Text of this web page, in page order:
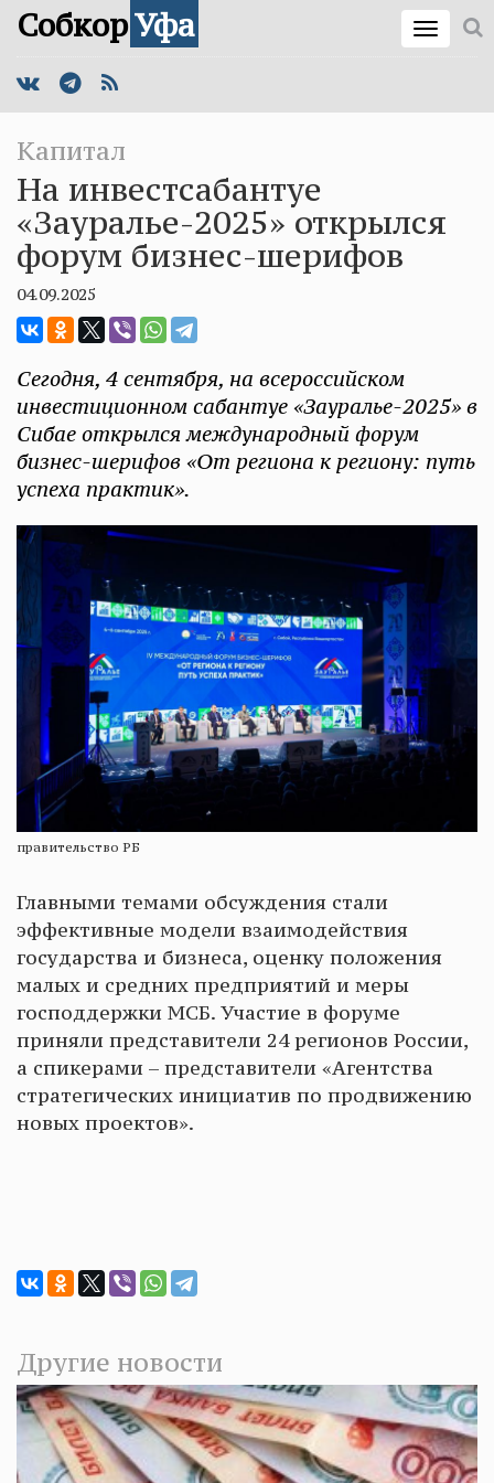
СобкорУфа
Капитал
На инвестсабантуе
«Зауралье-2025» открылся
форум бизнес-шерифов
04.09.2025
Сегодня, 4 сентября, на всероссийском
инвестиционном сабантуе «Зауралье-2025» в
Сибае открылся международный форум
бизнес-шерифов «От региона к региону: путь
успеха практик».
правительство РБ
Главными темами обсуждения стали
эффективные модели взаимодействия
государства и бизнеса, оценку положения
малых и средних предприятий и меры
господдержки МСБ. Участие в форуме
приняли представители 24 регионов России,
а спикерами – представители «Агентства
стратегических инициатив по продвижению
новых проектов».
Другие новости